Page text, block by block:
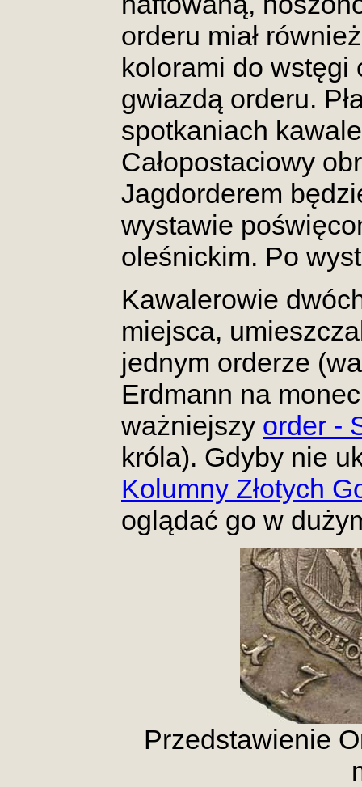
orderu miał
kolorami do wstęgi
gwiazdą orderu.
spotkaniach
Całopostaciowy
Jagdorderem
wystawie
oleśnickim. Po
Kawalerowie
miejsca,
jednym orderze
Erdmann na
ważniejszy order -
króla). Gdyby nie
Kolumny Złotych
oglądać go w
Przedstawienie